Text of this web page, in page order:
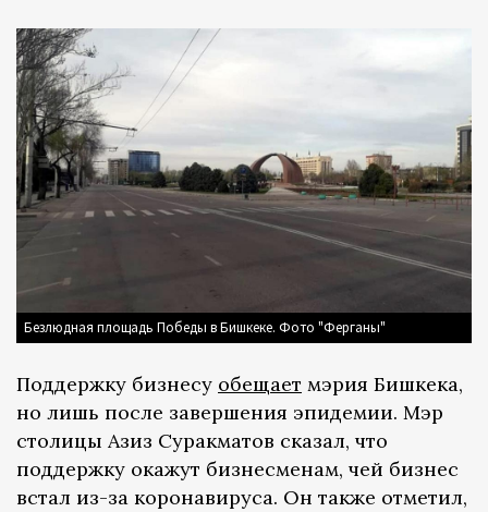
Безлюдная площадь Победы в Бишкеке. Фото "Ферганы"
Поддержку бизнесу обещает мэрия Бишкека,
но лишь после завершения эпидемии. Мэр
столицы Азиз Суракматов сказал, что
поддержку окажут бизнесменам, чей бизнес
встал из-за коронавируса. Он также отметил,